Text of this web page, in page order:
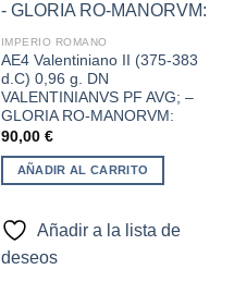
Añadir
deseos
IMPERIO ROMANO
AE4 Valentiniano II (375-383
d.C) 0,96 g. DN
VALENTINIANVS PF AVG; –
GLORIA RO-MANORVM:
90,00 €
AÑADIR AL CARRITO
Añadir a la lista de
deseos